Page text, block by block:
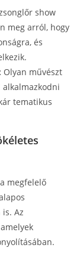
show
meg arról, hogy
és
Olyan művészt
tematikus
megfelelő
Az